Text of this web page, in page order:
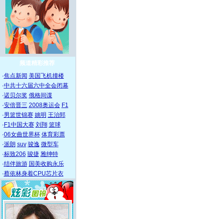
频道精彩推荐
·焦点新闻 美国飞机撞楼
·中共十六届六中全会闭幕
·诺贝尔奖 俄格间谍
·安倍晋三 2008奥运会 F1
·男篮世锦赛 姚明 王治郅
· F1中国大赛 刘翔 篮球
·06女曲世界杯 体育彩票
·派朗 suv 骏逸 微型车
·标致206 骏捷 雅绅特
·结伴旅游 国美收购永乐
·蔡依林身着CPU芯片衣